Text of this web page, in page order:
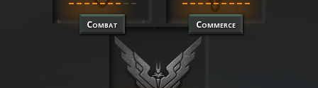
Combat Commerce